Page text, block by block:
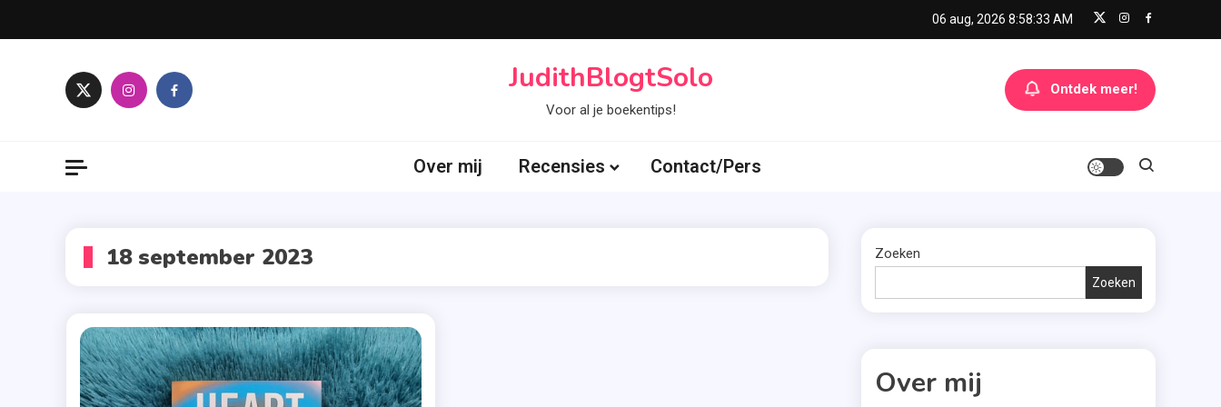
to
06 aug, 2026 8:58:33 AM
JudithBlogtSolo
Voor al je boekentips!
Ontdek meer!
Over mij Recensies Contact/Pers
18 september 2023 Zoeken
Zoeken
Over mij